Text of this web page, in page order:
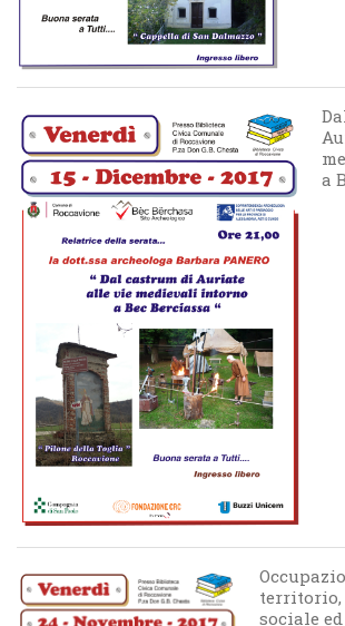
a
territorio,
sociale